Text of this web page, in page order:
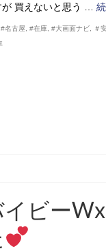
が 買えないと思う …
,#名古屋 ,#在庫 ,#大画面ナビ ＃
ビー